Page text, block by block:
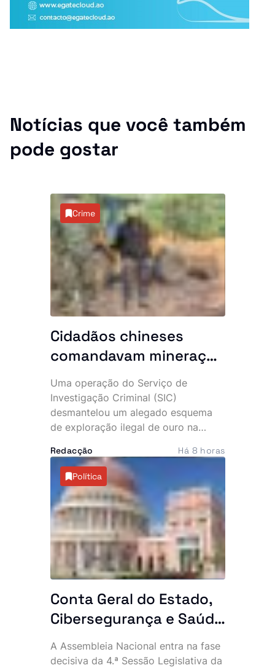
Notícias que você também
pode gostar
Crime
Cidadãos chineses
comandavam mineração
clandestina: 10 detidos
e maquinaria pesada
apreendida no Uíge
Uma operação do Serviço de
Investigação Criminal (SIC)
desmantelou um alegado esquema
de exploração ilegal de ouro na
detenção de 10 suspeitos, entre os
quais dois cidadãos chineses. A
acção permitiu ainda apreender
maquinaria pesada e vários
equipamentos utilizados na
actividade clandestina.
Redacção Há 8 horas
Política
Conta Geral do Estado,
Cibersegurança e Saúde
na agenda das últimas
plenárias
A Assembleia Nacional entra na fase
decisiva da 4.ª Sessão Legislativa da